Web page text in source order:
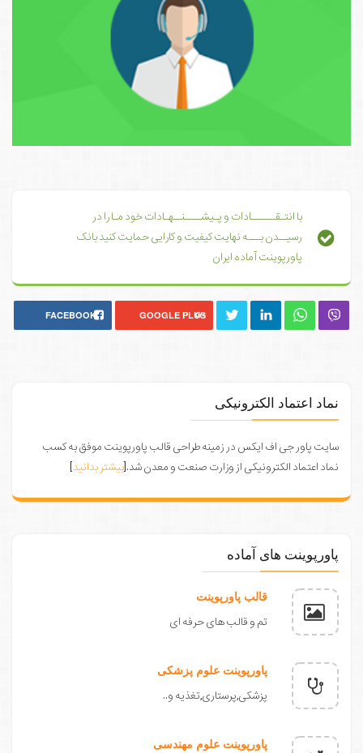
با انتـقــــــادات و پـیشــــنــهـادات خود مـا را در
رسیــدن بـــه نهایت کیفیت و کارایی حمایت کنید بانک
پاورپوینت آماده ایران
FACEBOOK GOOGLE PLUS
نماد اعتماد الکترونیکی
سایت پاور جی اف ایکس در زمینه طراحی قالب پاورپوینت موفق به کسب
نماد اعتماد الکترونیکی از وزارت صنعت و معدن شد.[بیشتر بدانید]
پاورپوینت های آماده
قالب پاورپوینت
تم و قالب های حرفه ای
پاورپوینت علوم پزشکی
پزشکی,پرستاری,تغذیه و..
پاورپوینت علوم مهندسی